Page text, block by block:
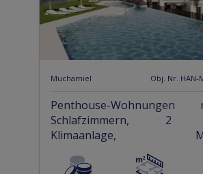
Muchamiel Obj. Nr. HAN-
Penthouse-
Schlafzimmern, 2
Klimaanlage,
Gemeinschaftspool und
Stellplatz am Golfplatz von